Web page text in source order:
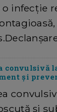
o infecție
convulsivă
și
și